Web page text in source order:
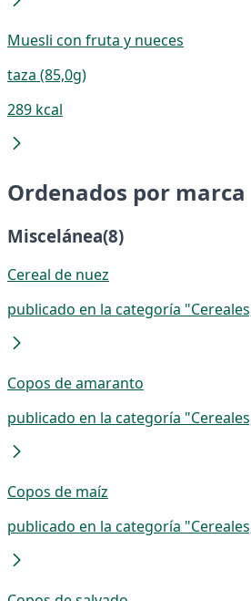
Muesli con fruta y nueces
taza (85,0g)
289 kcal
Ordenados por marca
Miscelánea(8)
Cereal de nuez
publicado en la categoría
Copos de amaranto
publicado en la categoría
Copos de maíz
publicado en la categoría